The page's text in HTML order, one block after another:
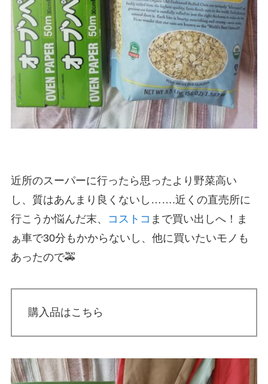
近所のスーパーに行ったら思ったより野菜高い
し、質はあんまり良くないし…….近くの直売所に
行こうか悩んだ末、
コストコ まで買い出しへ！ま
ぁ車で30分もかからないし、他に買いたいモノも
あったので🚕
購入品はこちら